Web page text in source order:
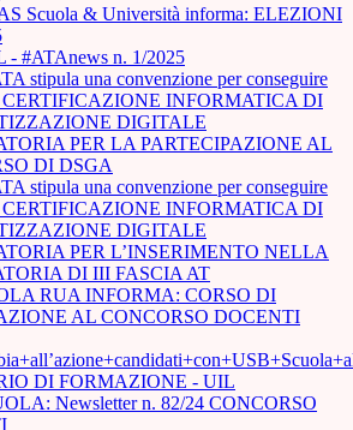
Scuola & Università informa: ELEZIONI
- #ATAnews n. 1/2025
stipula una convenzione per conseguire
INFORMATICA DI
DIGITALE
PER LA PARTECIPAZIONE AL
DI DSGA
stipula una convenzione per conseguire
INFORMATICA DI
DIGITALE
PER L’INSERIMENTO NELLA
DI III FASCIA AT
RUA INFORMA: CORSO DI
AL CONCORSO DOCENTI
DI FORMAZIONE - UIL
Newsletter n. 82/24 CONCORSO